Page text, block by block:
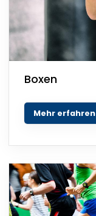
Boxen
Mehr erfahren